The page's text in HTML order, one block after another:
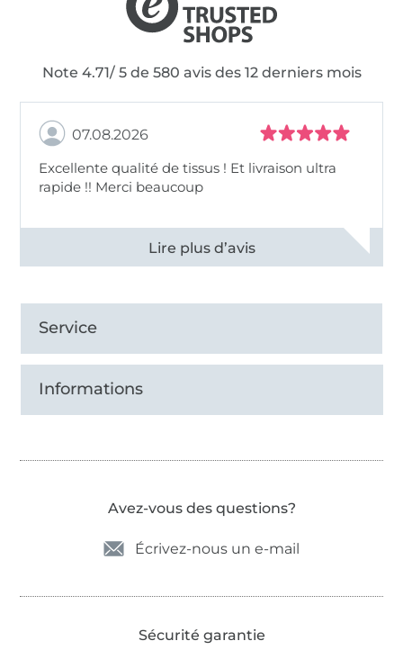
Note 4.71/ 5 de 580 avis des 12 derniers mois
07.08.2026
Excellente qualité de tissus ! Et livraison ultra
rapide !! Merci beaucoup
Voir tous les 11497 commentaires
Service
Informations
Avez-vous des questions?
Écrivez-nous un e-mail
Sécurité garantie